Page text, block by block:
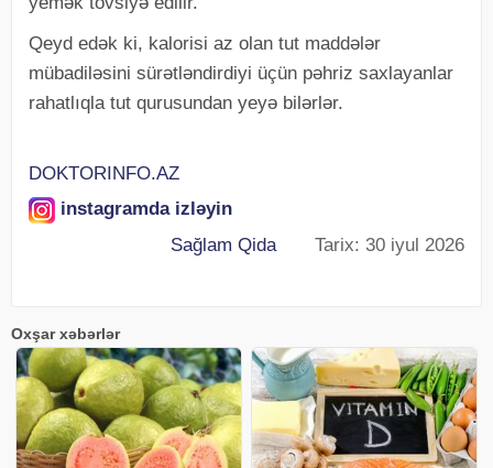
Qeyd edək ki, kalorisi az olan tut maddələr
mübadiləsini sürətləndirdiyi üçün pəhriz saxlayanlar
rahatlıqla tut qurusundan yeyə bilərlər.
DOKTORINFO.AZ
instagramda izləyin
Sağlam QidaTarix: 30 iyul 2026
Oxşar xəbərlər